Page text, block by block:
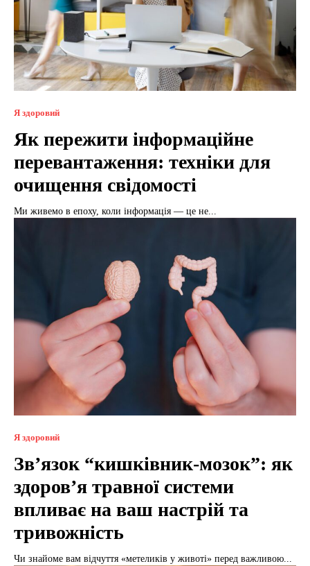
Я здоровий
Як пережити інформаційне
перевантаження: техніки для
очищення свідомості
Ми живемо в епоху, коли інформація — це не...
Я здоровий
Зв’язок “кишківник-мозок”: як
здоров’я травної системи
впливає на ваш настрій та
тривожність
Чи знайоме вам відчуття «метеликів у животі» перед важливою...